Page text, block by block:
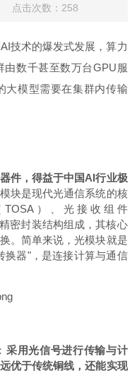
点击次数：258
技术的爆发式发展，算力
由数千甚至数万台GPU服
大模型需要在集群内传输
件，得益于中国AI行业极
块是现代光通信系统的核
）、光接收组件
密封装结构组成，其核心
。简单来说，光模块就是
换器"，是连接计算与通信
采用光信号进行传输与计
优于传统铜线，还能实现